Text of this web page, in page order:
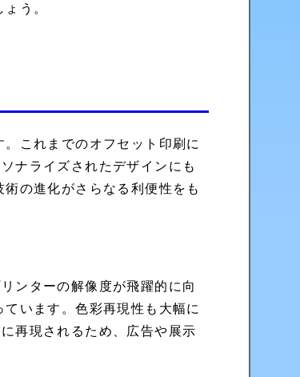
う。
これまでのオフセット印刷に
ナライズされたデザインにも
の進化がさらなる利便性をも
ンターの解像度が飛躍的に向
います。色彩再現性も大幅に
再現されるため、広告や展示